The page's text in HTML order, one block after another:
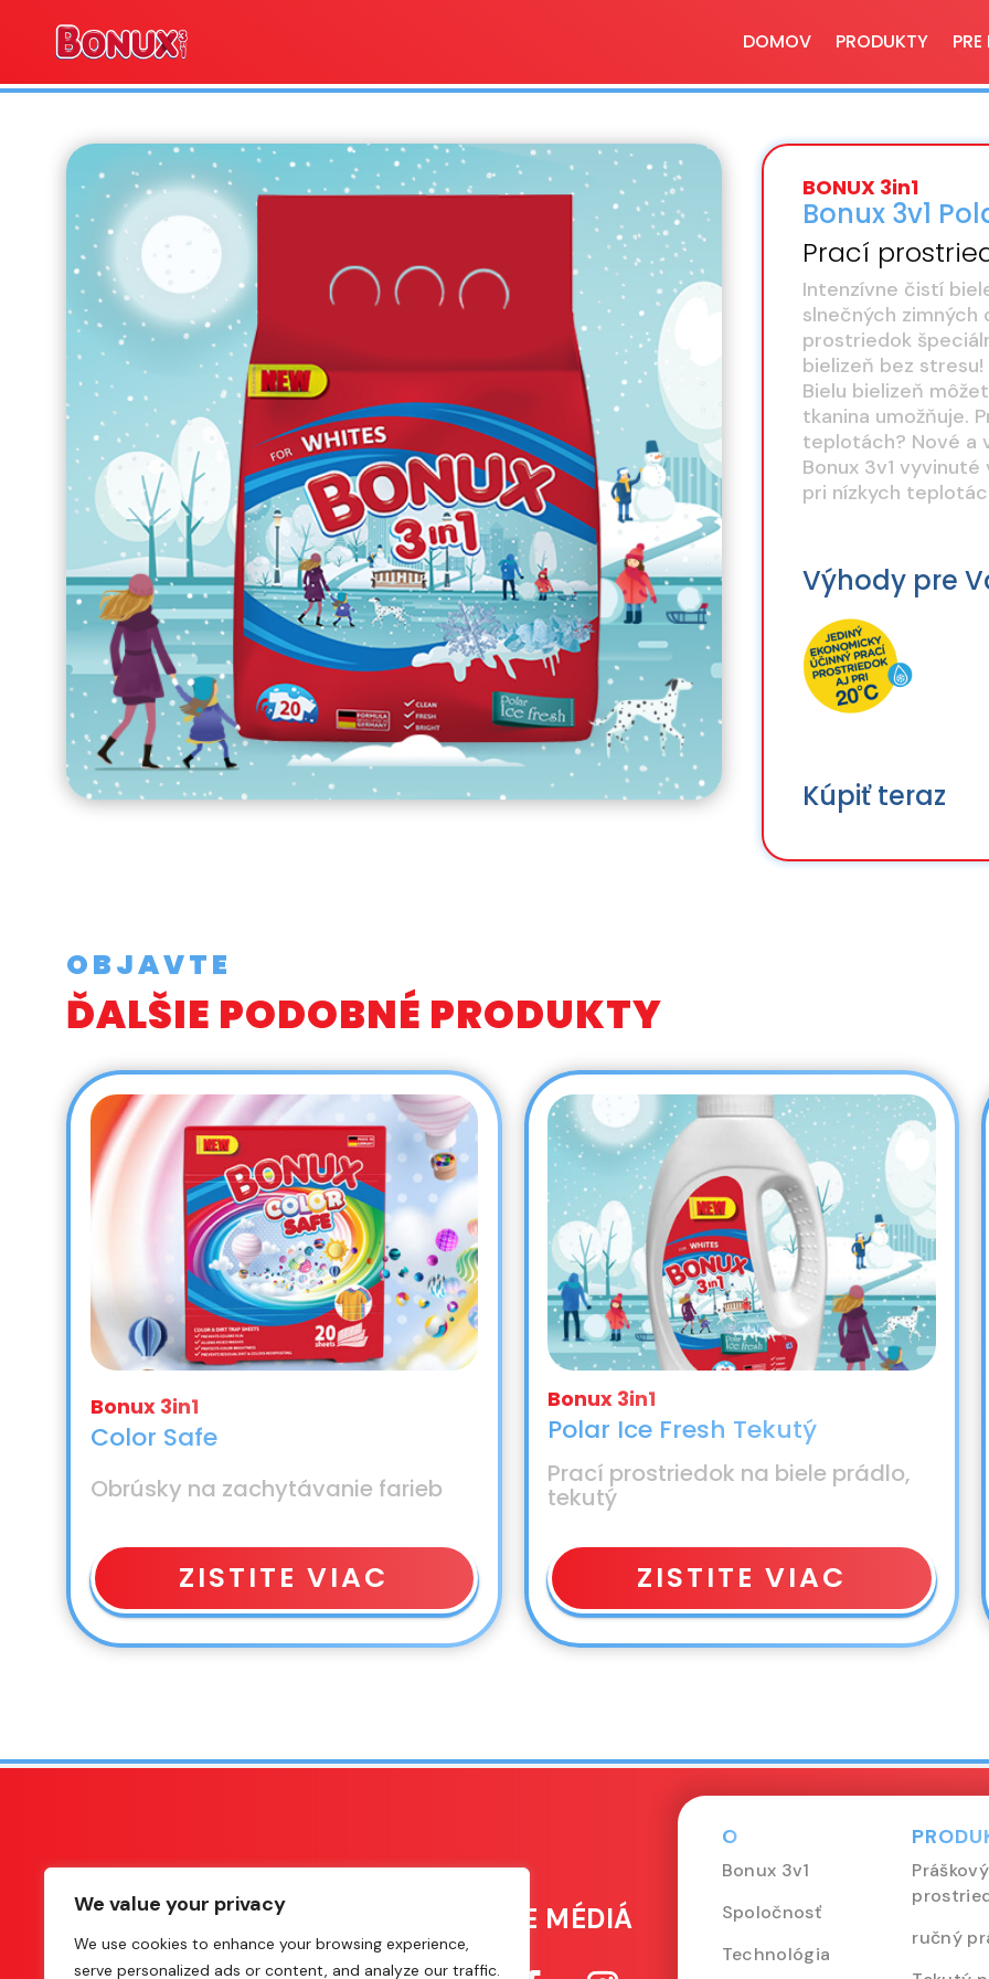
We value your privacy
We use cookies to enhance your browsing experience,
serve personalized ads or content, and analyze our traffic.
DOMOV PRODUKTY
BONUX 3in1
Bonux 3v1
Prací
Intenzívne čistí
slnečných zimných
prostriedok
bielizeň bez
Bielu bielizeň
tkanina umožňuje.
teplotách? Nové a
Bonux 3v1
pri nízkych
Výhody pre
Kúpiť teraz
OBJAVTE
ĎALŠIE PODOBNÉ PRODUKTY
Color Safe
Obrúsky na zachytávanie farieb
ZISTITE VIAC
Polar Ice Fresh Tekutý
Prací prostriedok na biele prádlo,
tekutý
ZISTITE VIAC
SOCIÁLNE MÉDIÁ
O
Bonux 3v1
Spoločnosť
Technológia
ručný